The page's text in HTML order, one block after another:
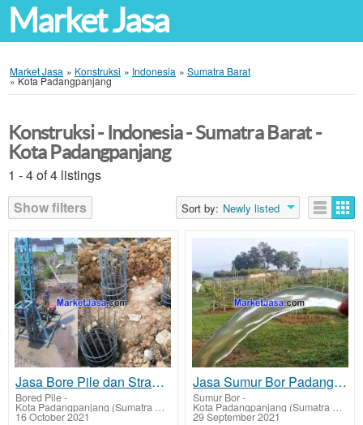
Market Jasa
Market Jasa » Konstruksi » Indonesia » Sumatra Barat
»Kota Padangpanjang
Konstruksi - Indonesia - Sumatra Barat -
Kota Padangpanjang
1 - 4 of 4 listings
Show filters
Sort by: Newly listed
Listings
Jasa Bore Pile dan Strauss Pile Padang Panjang
Bored Pile-
Kota Padangpanjang (Sumatra Barat)
16 October 2021
Jasa Sumur Bor Padang Panjang biaya murah
Sumur Bor-
Kota Padangpanjang (Sumatra Barat)
29 September 2021